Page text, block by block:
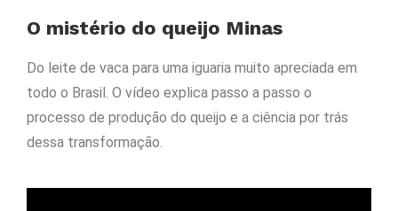
O mistério do queijo Minas
Do leite de vaca para uma iguaria muito apreciada em
todo o Brasil. O vídeo explica passo a passo o
processo de produção do queijo e a ciência por trás
dessa transformação.